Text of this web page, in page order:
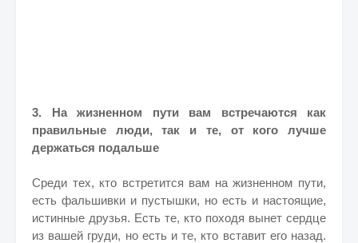
3. На жизненном пути вам встречаются как
правильные люди, так и те, от кого лучше
держаться подальше
Среди тех, кто встретится вам на жизненном пути,
есть фальшивки и пустышки, но есть и настоящие,
истинные друзья. Есть те, кто походя вынет сердце
из вашей груди, но есть и те, кто вставит его назад.